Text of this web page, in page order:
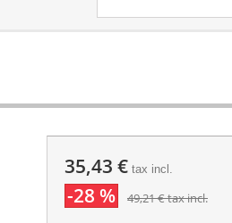
35,43 €tax incl.
-28 % 49,21 €tax incl.